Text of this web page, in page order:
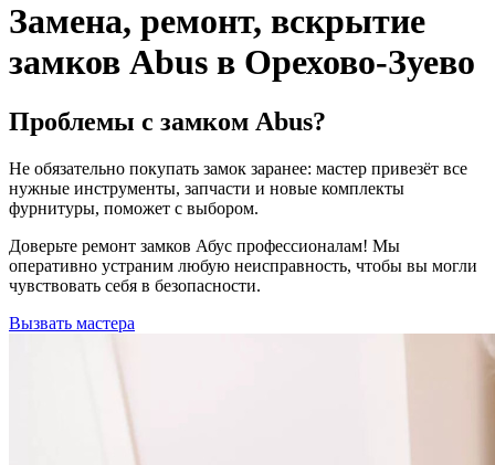
Замена, ремонт, вскрытие
замков Abus в Орехово-Зуево
Проблемы с замком Abus?
Не обязательно покупать замок заранее: мастер привезёт все
нужные инструменты, запчасти и новые комплекты
фурнитуры, поможет с выбором.
Доверьте ремонт замков Абус профессионалам! Мы
оперативно устраним любую неисправность, чтобы вы могли
чувствовать себя в безопасности.
Вызвать мастера